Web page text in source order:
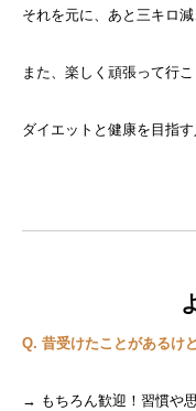
それを元に、あと三キロ減
また、楽しく頑張って行
ダイエットと健康を目指
Q. 昔受けたことがあるけ
→ もちろん歓迎！習慣や